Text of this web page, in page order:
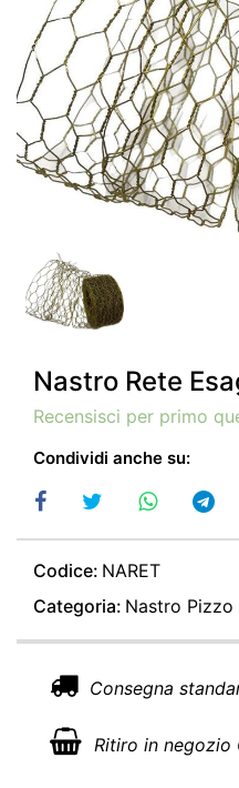
Nastro Rete
Recensisci per primo
Condividi anche su:
Codice: NARET
Categoria: Nastro Pizzo
Consegna
Ritiro in negozio